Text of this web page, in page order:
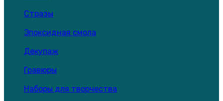
Стразы
Эпоксидная смола
Декупаж
Гравюры
Наборы для творчества